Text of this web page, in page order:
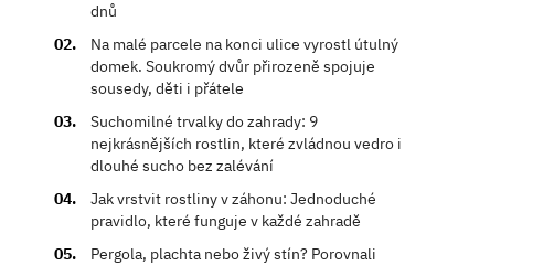
dnů
Na malé parcele na konci ulice vyrostl útulný
domek. Soukromý dvůr přirozeně spojuje
sousedy, děti i přátele
Suchomilné trvalky do zahrady: 9
nejkrásnějších rostlin, které zvládnou vedro i
dlouhé sucho bez zalévání
Jak vrstvit rostliny v záhonu: Jednoduché
pravidlo, které funguje v každé zahradě
Pergola, plachta nebo živý stín? Porovnali